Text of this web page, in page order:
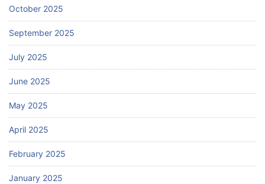
October 2025
September 2025
July 2025
June 2025
May 2025
April 2025
February 2025
January 2025